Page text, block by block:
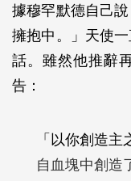
據穆罕默德自己
擁抱中。」天使
話。雖然他推辭
告：
「以你創造
自血塊中創造